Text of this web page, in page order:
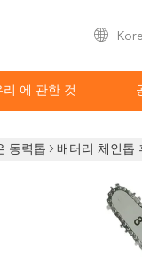
리 에 관한 것
동력톱 배터리 체인톱